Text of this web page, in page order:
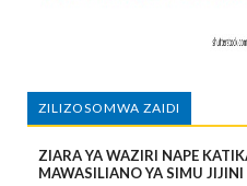
ZILIZOSOMWA ZAIDI
ZIARA YA WAZIRI NAPE
MAWASILIANO YA SIMU JIJINI